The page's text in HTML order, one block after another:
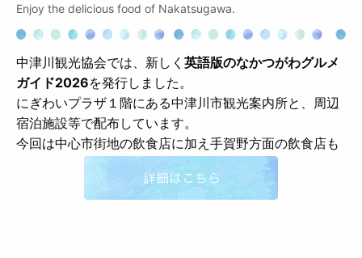
Enjoy the delicious food of Nakatsugawa.
中津川観光協会では、新しく 英語版のなかつがわグルメ
ガイド2026を発行しました。
にぎわいプラザ１階にある中津川市観光案内所と、周辺
宿泊施設等で配布しています。
今回は中心市街地の飲食店に加え手賀野方面の飲食店も
から紙面を閲覧できます。